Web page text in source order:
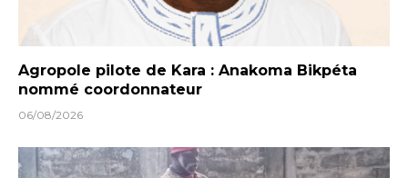
Agropole pilote de Kara : Anakoma Bikpéta
nommé coordonnateur
06/08/2026